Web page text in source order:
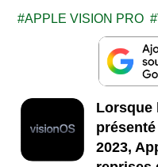
APPLE VISION PRO
Lorsque
2023,